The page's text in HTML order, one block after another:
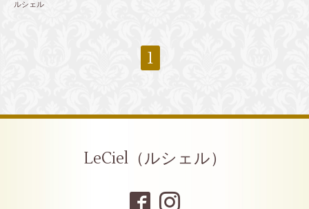
ルシェル
1
LeCiel（ルシェル）